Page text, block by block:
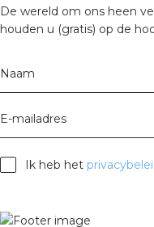
De wereld om ons heen
houden u (gratis) op de
Naam
E-mailadres
Ik heb het